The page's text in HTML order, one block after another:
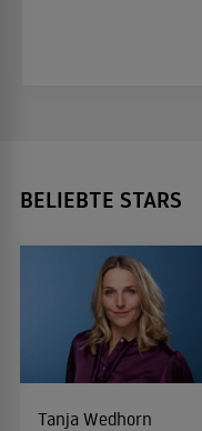
BELIEBTE STARS
Tanja Wedhorn